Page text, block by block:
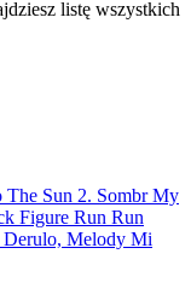
listę wszystkich
Sun 2. Sombr My
Figure Run Run
Derulo, Melody Mi